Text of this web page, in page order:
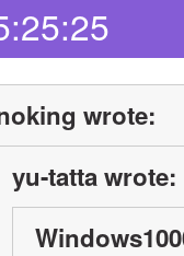
wrote:
yu-tatta wrote: